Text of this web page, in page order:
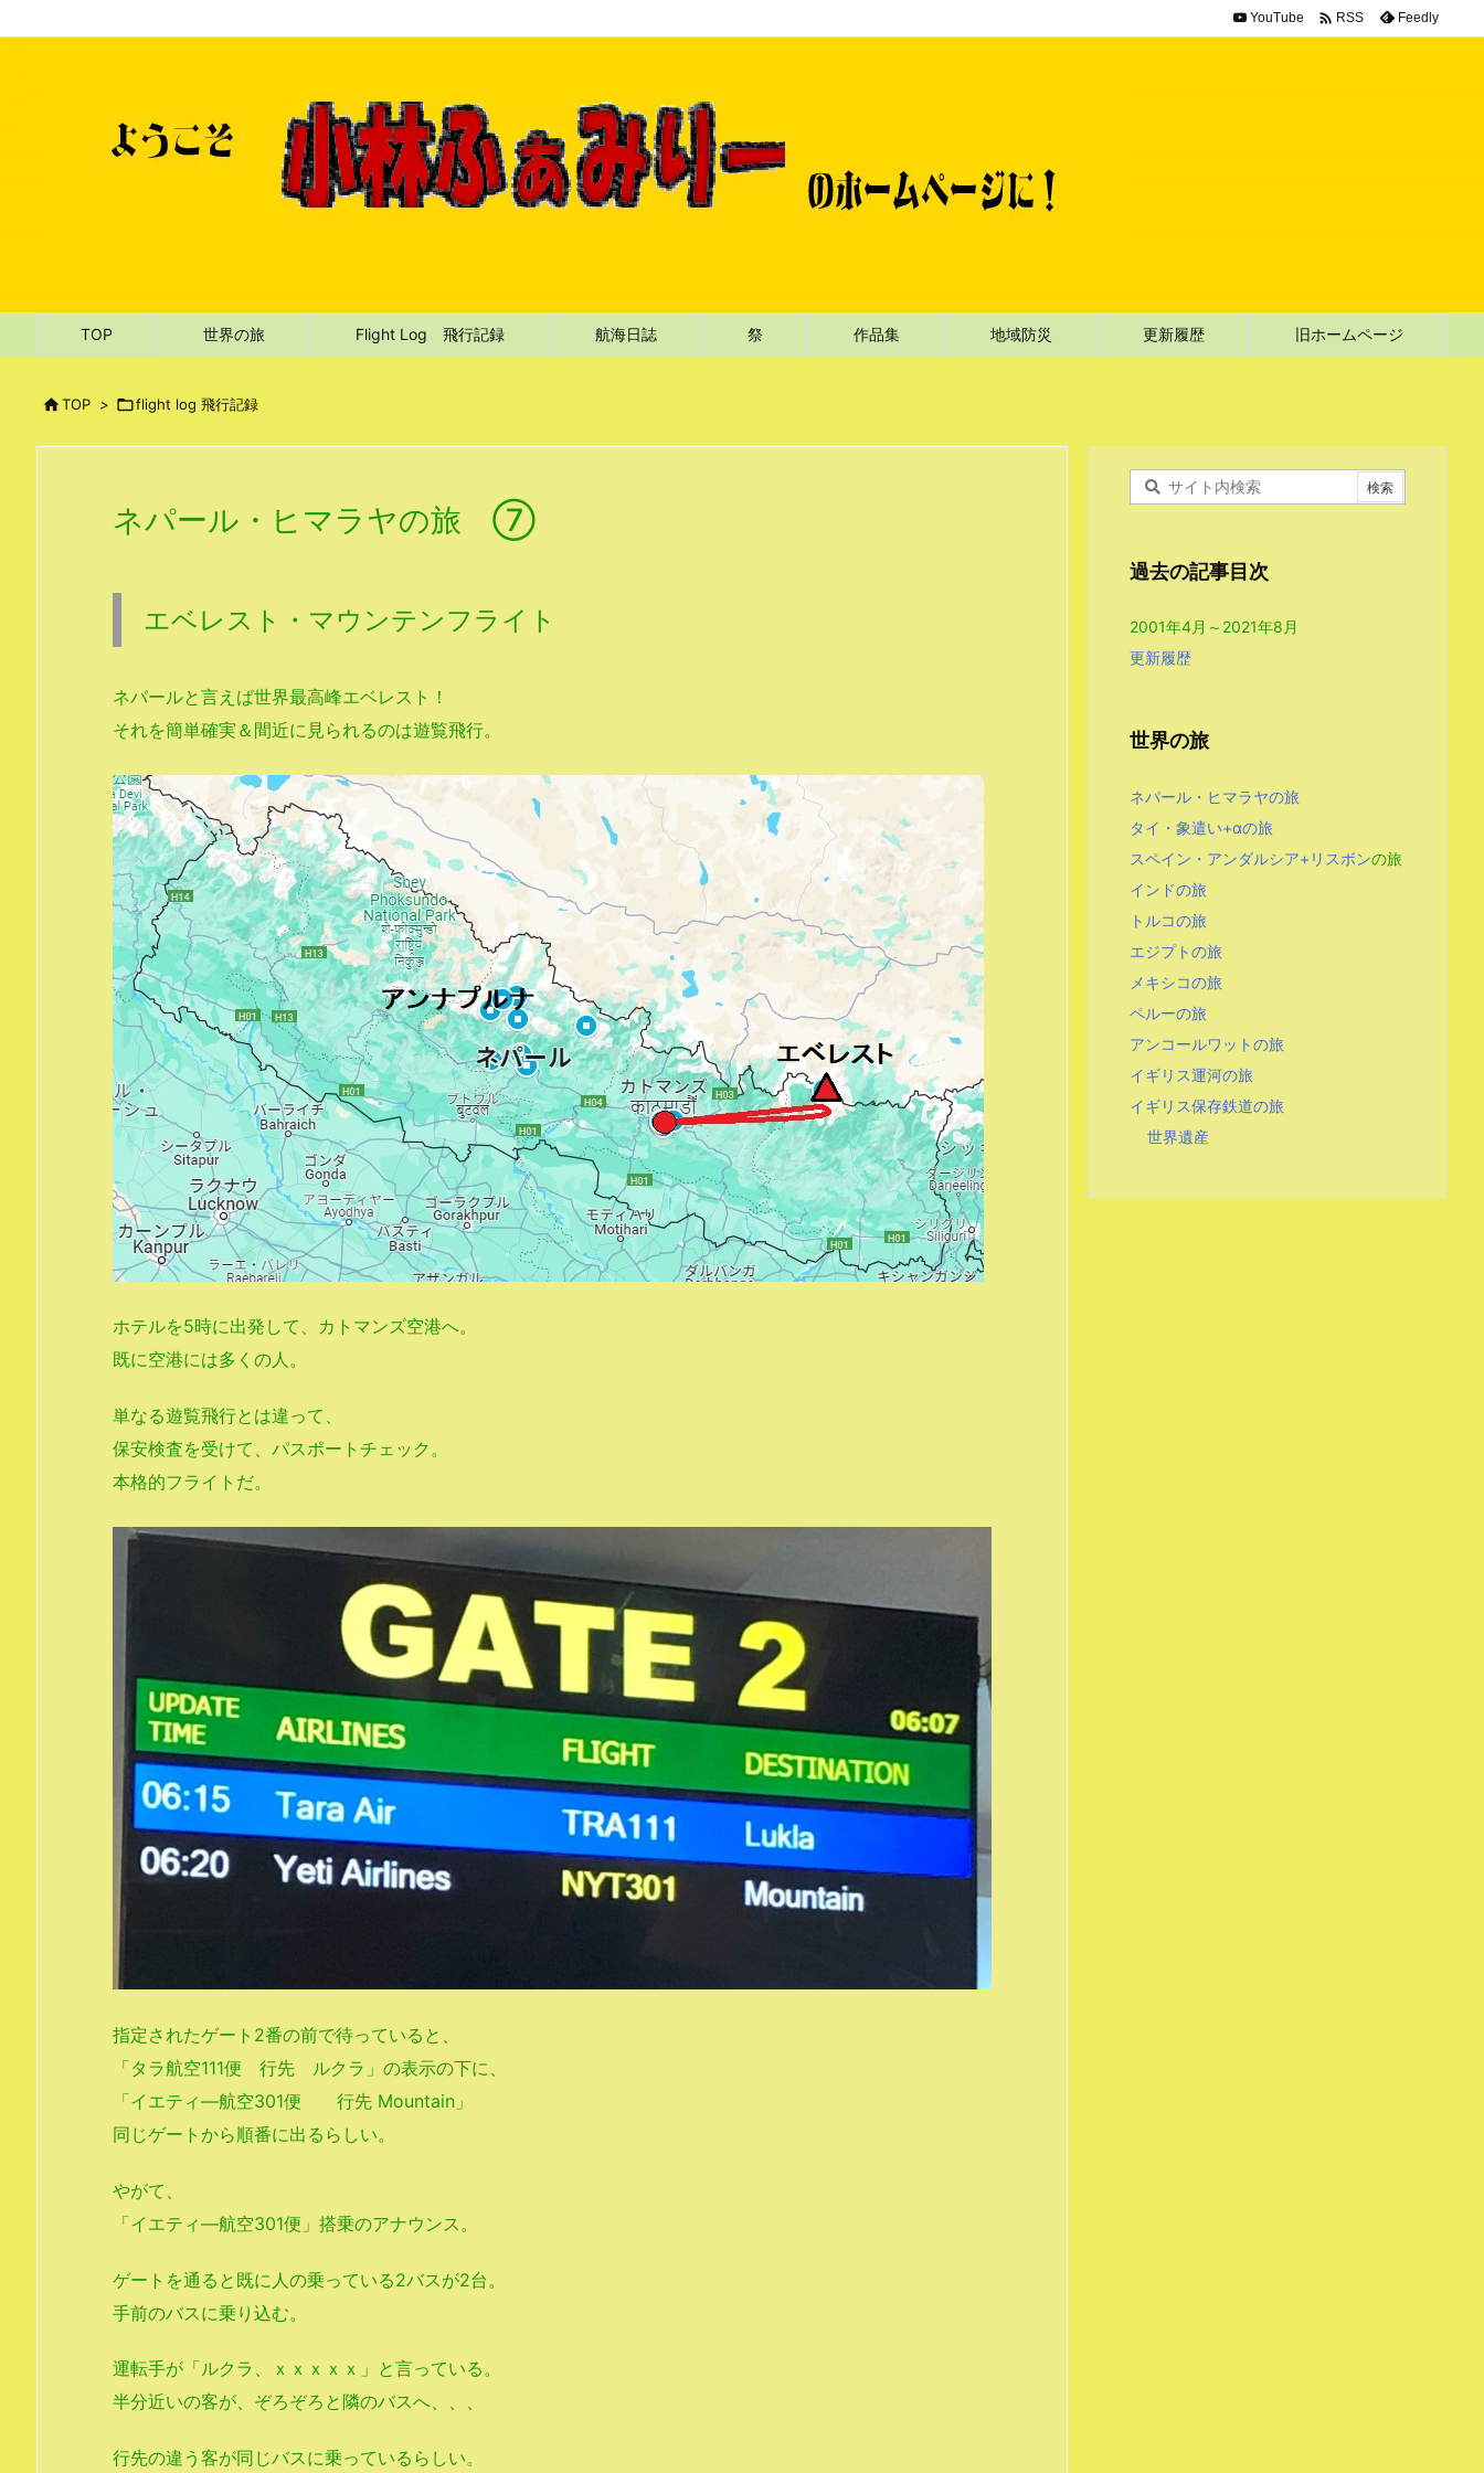
TOP 世界の旅 Flight Log 飛行記録 航海日誌 祭 作品集 地域防災 更新履歴 旧ホームページ
YouTube  RSS Feedly
TOP > flight log 飛行記録
ネパール・ヒマラヤの旅 ⑦
エベレスト・マウンテンフライト
ネパールと言えば世界最高峰エベレスト！
それを簡単確実＆間近に見られるのは遊覧飛行。
ホテルを5時に出発して、カトマンズ空港へ。
既に空港には多くの人。
単なる遊覧飛行とは違って、
保安検査を受けて、パスポートチェック。
本格的フライトだ。
指定されたゲート2番の前で待っていると、
「タラ航空111便 行先 ルクラ」の表示の下に、
「イエティ―航空301便 行先 Mountain」
同じゲートから順番に出るらしい。
やがて、
「イエティ―航空301便」搭乗のアナウンス。
ゲートを通ると既に人の乗っている2バスが2台。
手前のバスに乗り込む。
運転手が「ルクラ、ｘｘｘｘｘ」と言っている。
半分近いの客が、ぞろぞろと隣のバスへ、、、
行先の違う客が同じバスに乗っているらしい。
過去の記事目次
2001年4月～2021年8月
更新履歴
世界の旅
ネパール・ヒマラヤの旅
タイ・象遣い+αの旅
スペイン・アンダルシア+リスボンの旅
インドの旅
トルコの旅
エジプトの旅
メキシコの旅
ペルーの旅
アンコールワットの旅
イギリス運河の旅
イギリス保存鉄道の旅
世界遺産